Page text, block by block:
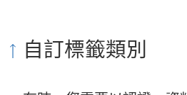
自訂標籤類別